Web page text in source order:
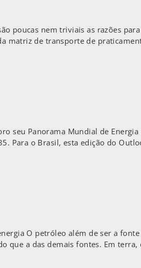
poucas nem triviais as razões
matriz de transporte de
seu Panorama Mundial de
Para o Brasil, esta edição do
O petróleo além de ser a
que a das demais fontes. Em terra,